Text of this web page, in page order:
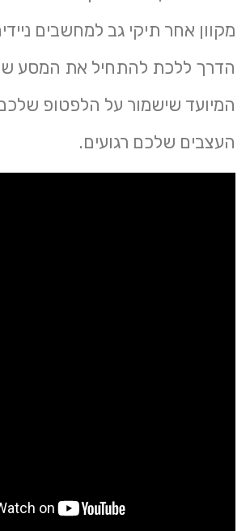
מקוון אחר תיקי גב למחשבים
הדרך ללכת להתחיל את המסע
המיועד שישמור על הלפטופ שלכם
העצבים שלכם רגועים.